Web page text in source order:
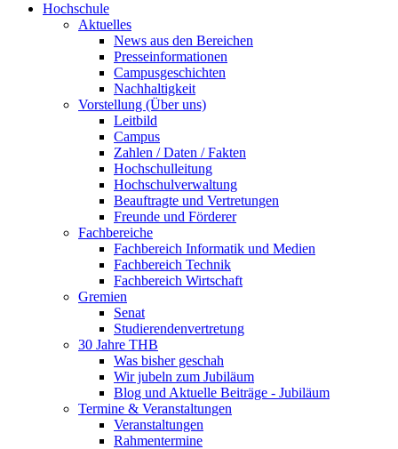
Hochschule
Aktuelles
News aus den Bereichen
Presseinformationen
Campusgeschichten
Nachhaltigkeit
Vorstellung (Über uns)
Leitbild
Campus
Zahlen / Daten / Fakten
Hochschulleitung
Hochschulverwaltung
Beauftragte und Vertretungen
Freunde und Förderer
Fachbereiche
Fachbereich Informatik und Medien
Fachbereich Technik
Fachbereich Wirtschaft
Gremien
Senat
Studierendenvertretung
30 Jahre THB
Was bisher geschah
Wir jubeln zum Jubiläum
Blog und Aktuelle Beiträge - Jubiläum
Termine & Veranstaltungen
Veranstaltungen
Rahmentermine